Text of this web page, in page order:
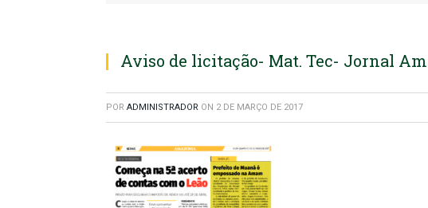
Aviso de licitação- Mat. Tec- Jornal
POR ADMINISTRADOR ON 2 DE MARÇO DE 2017